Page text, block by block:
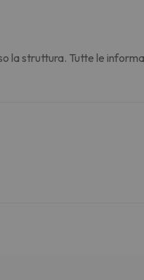
struttura. Tutte le